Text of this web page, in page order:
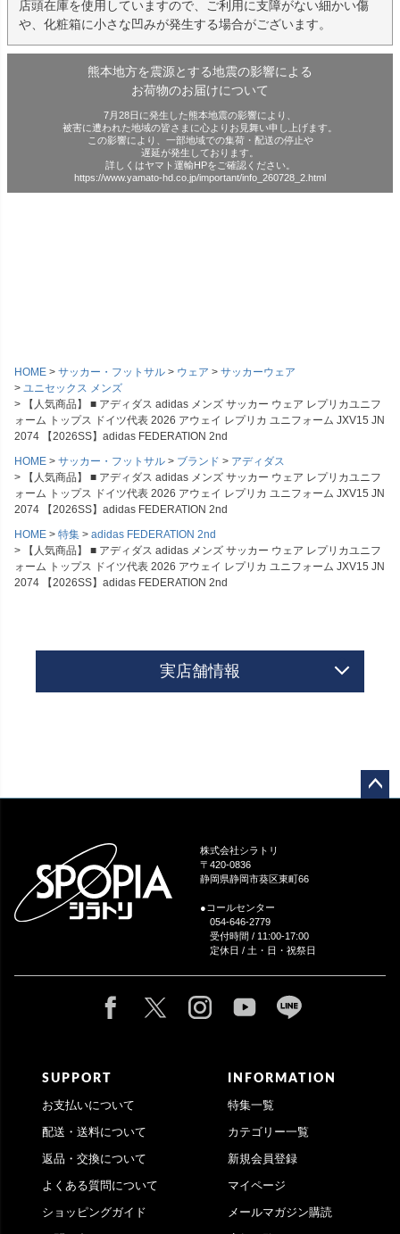
店頭在庫を使用していますので、ご利用に支障がない細かい傷
や、化粧箱に小さな凹みが発生する場合がございます。
熊本地方を震源とする地震の影響による
お荷物のお届けについて
7月28日に発生した熊本地震の影響により、
被害に遭われた地域の皆さまに心よりお見舞い申し上げます。
この影響により、一部地域での集荷・配送の停止や
遅延が発生しております。
詳しくはヤマト運輸HPをご確認ください。
https://www.yamato-hd.co.jp/important/info_260728_2.html
HOME サッカー・フットサル ウェア
サッカーウェア
ユニセックス メンズ
【人気商品】 ■ アディダス adidas メンズ サッカー ウェア レプリカユニフ
ォーム トップス ドイツ代表 2026 アウェイ レプリカ ユニフォーム JXV15 JN
2074 【2026SS】adidas FEDERATION 2nd
HOME
サッカー・フットサル ブランド
アディダス
【人気商品】 ■ アディダス adidas メンズ サッカー ウェア レプリカユニフ
ォーム トップス ドイツ代表 2026 アウェイ レプリカ ユニフォーム JXV15 JN
2074 【2026SS】adidas FEDERATION 2nd
HOME
特集
adidas FEDERATION 2nd
【人気商品】 ■ アディダス adidas メンズ サッカー ウェア レプリカユニフ
ォーム トップス ドイツ代表 2026 アウェイ レプリカ ユニフォーム JXV15 JN
2074 【2026SS】adidas FEDERATION 2nd
実店舗情報
株式会社シラトリ
〒420-0836
静岡県静岡市葵区東町66
●コールセンター
054-646-2779
受付時間 / 11:00-17:00
定休日 / 土・日・祝祭日
SUPPORT
お支払いについて
配送・送料について
返品・交換について
よくある質問について
ショッピングガイド
INFORMATION
特集一覧
カテゴリー一覧
新規会員登録
マイページ
メールマガジン購読